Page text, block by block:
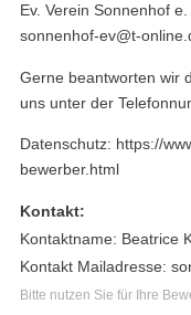
Ev. Verein Sonnenhof e.
sonnenhof-ev@t-
Gerne beantworten wir
uns unter der
Datenschutz: https://
bewerber.html
Kontakt:
Kontaktname: Beatrice
Kontakt Mailadresse:
Bitte nutzen Sie für Ihre